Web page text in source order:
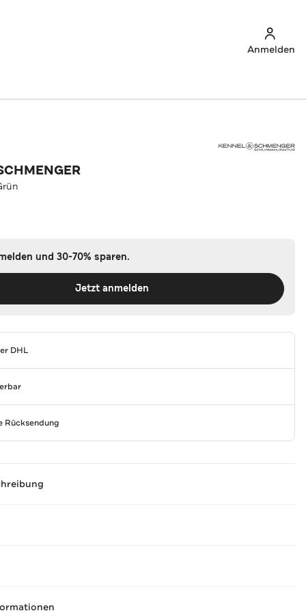
Anmelden
und 30-70% sparen.
Jetzt anmelden
DHL
Rücksendung